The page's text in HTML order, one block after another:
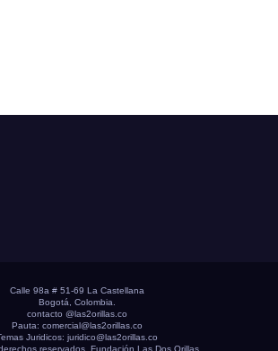
Calle 98a # 51-69 La Castellana
Bogotá, Colombia.
contacto @las2orillas.co
Pauta: comercial@las2orillas.co
Juridicos: juridico@las2orillas.co
reservados. Fundación Las Dos Orillas